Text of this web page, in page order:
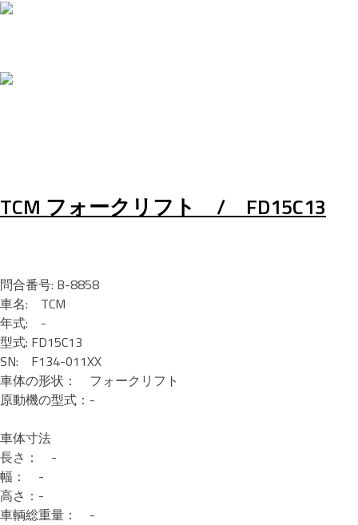
TCM フォークリフト / FD15C13
問合番号: B-8858
車名: TCM
年式: -
型式: FD15C13
SN: F134-011XX
車体の形状： フォークリフト
原動機の型式：-
車体寸法
長さ： -
幅： -
高さ：-
車輌総重量： -